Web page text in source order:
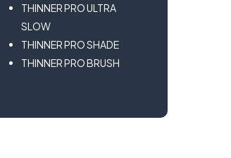
THINNER PRO ULTRA
SLOW
THINNER PRO SHADE
THINNER PRO BRUSH